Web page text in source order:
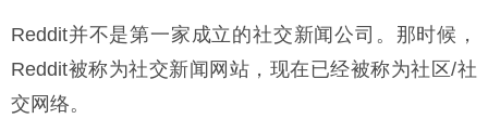
Reddit并不是第一家成立的社交新闻公司。那时候，
Reddit被称为社交新闻网站，现在已经被称为社区/社
交网络。